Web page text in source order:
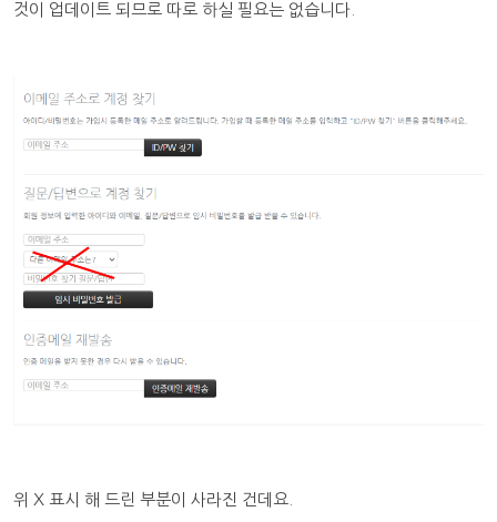
것이 업데이트 되므로 따로 하실 필요는 없습니다.
위 X 표시 해 드린 부분이 사라진 건데요.